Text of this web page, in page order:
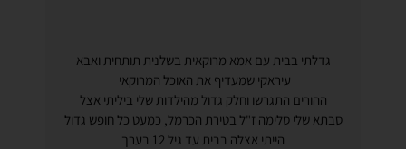
גדלתי בבית עם אמא מרוקאית בשלנית תותחית ואבא
עיראקי שמעדיף את האוכל המרוקאי
ההורים התגרשו וחלק גדול מהילדות שלי ביליתי אצל
סבתא שלי סלימה ז"ל בטירת הכרמל, כמעט כל חופש גדול
הייתי אצלה בבית עד גיל 12 בערך